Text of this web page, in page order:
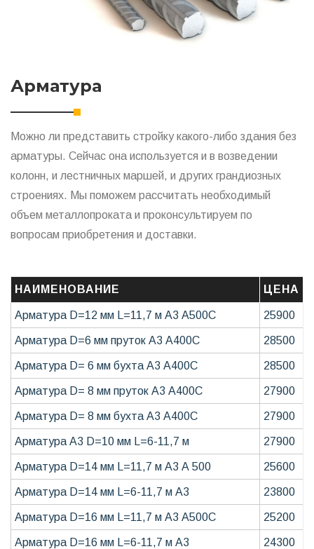
Арматура
Можно ли представить стройку какого-либо здания без
арматуры. Сейчас она используется и в возведении
колонн, и лестничных маршей, и других грандиозных
строениях. Мы поможем рассчитать необходимый
объем металлопроката и проконсультируем по
вопросам приобретения и доставки.
НАИМЕНОВАНИЕ ЦЕНА
Арматура D=12 мм L=11,7 м А3 А500С 25900
Арматура D=6 мм пруток А3 А400С 28500
Арматура D= 6 мм бухта А3 А400С 28500
Арматура D= 8 мм пруток А3 А400С 27900
Арматура D= 8 мм бухта А3 А400С 27900
Арматура А3 D=10 мм L=6-11,7 м 27900
Арматура D=14 мм L=11,7 м А3 А 500 25600
Арматура D=14 мм L=6-11,7 м А3 23800
Арматура D=16 мм L=11,7 м А3 А500С 25200
Арматура D=16 мм L=6-11,7 м А3 24300